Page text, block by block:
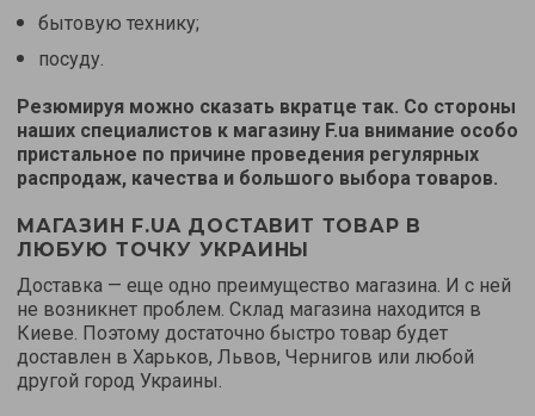
бытовую технику;
посуду.
Резюмируя можно сказать вкратце так. Со стороны
наших специалистов к магазину F.ua внимание особо
пристальное по причине проведения регулярных
распродаж, качества и большого выбора товаров.
МАГАЗИН F.UA ДОСТАВИТ ТОВАР В
ЛЮБУЮ ТОЧКУ УКРАИНЫ
Доставка — еще одно преимущество магазина. И с ней
не возникнет проблем. Склад магазина находится в
Киеве. Поэтому достаточно быстро товар будет
доставлен в Харьков, Львов, Чернигов или любой
другой город Украины.